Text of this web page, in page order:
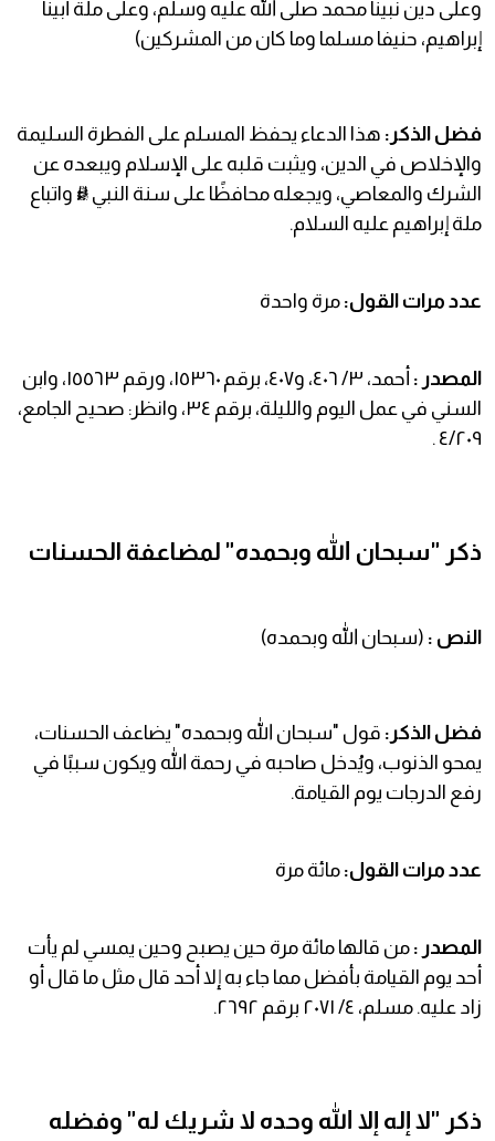
وعلى دين نبينا محمد صلى الله عليه وسلم، وعلى ملة أبينا
إبراهيم، حنيفا مسلما وما كان من المشركين)
فضل الذكر: هذا الدعاء يحفظ المسلم على الفطرة السليمة
والإخلاص في الدين، ويثبت قلبه على الإسلام ويبعده عن
الشرك والمعاصي، ويجعله محافظًا على سنة النبي ﷺ واتباع
ملة إبراهيم عليه السلام.
عدد مرات القول: مرة واحدة
المصدر :
أحمد، ٣/ ٤٠٦، و٤٠٧، برقم ١٥٣٦٠، ورقم ١٥٥٦٣، وابن
السني في عمل اليوم والليلة، برقم ٣٤، وانظر: صحيح الجامع،
٤/٢٠٩ .
ذكر "سبحان الله وبحمده" لمضاعفة الحسنات
النص : (سبحان الله وبحمده)
فضل الذكر: قول "سبحان الله وبحمده" يضاعف الحسنات،
يمحو الذنوب، ويُدخل صاحبه في رحمة الله ويكون سببًا في
رفع الدرجات يوم القيامة.
عدد مرات القول: مائة مرة
المصدر : من قالها مائة مرة حين يصبح وحين يمسي لم يأت
أحد يوم القيامة بأفضل مما جاء به إلا أحد قال مثل ما قال أو
زاد عليه. مسلم، ٤/ ٢٠٧١ برقم ٢٦٩٢.
ذكر "لا إله إلا الله وحده لا شريك له" وفضله